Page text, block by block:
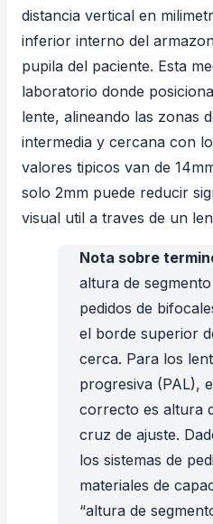
distancia vertical en
inferior interno del
pupila del paciente. Esta
laboratorio donde
lente, alineando las zonas
intermedia y cercana con
valores tipicos van de
solo 2mm puede reducir
visual util a traves de un
Nota sobre
altura de segmento
pedidos de
el borde superior
cerca. Para los
progresiva (PAL),
correcto es altura
cruz de ajuste.
los sistemas de
materiales de
“altura de